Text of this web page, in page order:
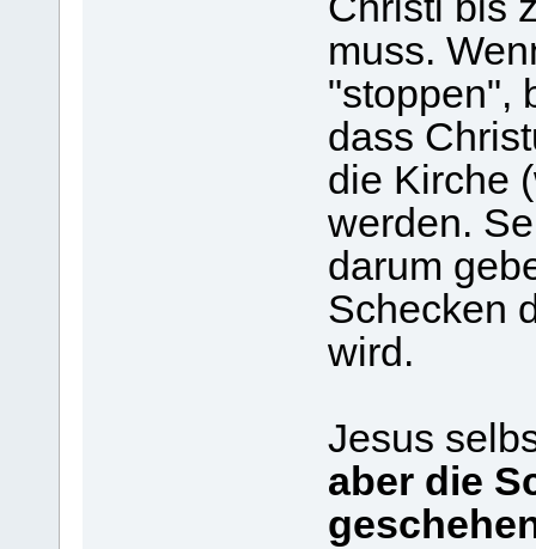
muss.
"stoppen",
dass
die Kirche
werden.
darum
Schecken
wird.
Jesus
aber die